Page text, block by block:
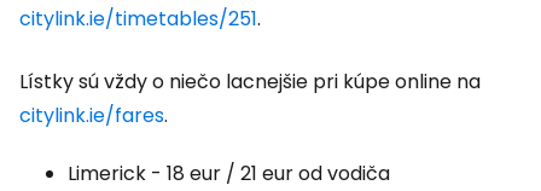
citylink.ie/timetables/251.
Lístky sú vždy o niečo lacnejšie pri kúpe online na
citylink.ie/fares.
Limerick - 18 eur / 21 eur od vodiča